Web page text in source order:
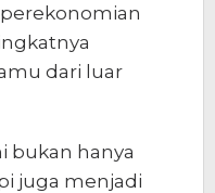
dari luar
bukan hanya
juga menjadi